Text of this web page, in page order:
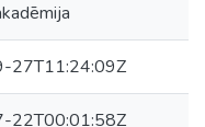
27T11:24:09Z
22T00:01:58Z